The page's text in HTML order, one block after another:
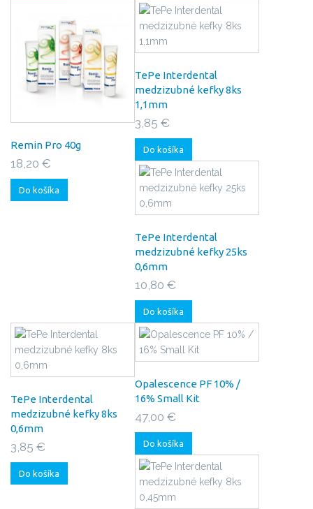
Remin Pro 40g
18,20 €
Do košíka
TePe Interdental
medzizubné kefky 8ks
1,1mm
3,85 €
Do košíka
TePe Interdental
medzizubné kefky 25ks
0,6mm
10,80 €
Do košíka
TePe Interdental
medzizubné kefky 8ks
0,6mm
3,85 €
Do košíka
Opalescence PF 10% /
16% Small Kit
47,00 €
Do košíka